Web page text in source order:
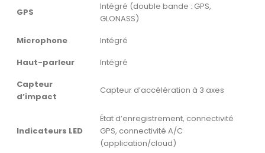
GPS
Intégré (double bande : GPS,
GLONASS)
Microphone
Intégré
Haut-parleur
Intégré
Capteur
d’impact
Capteur d’accélération à 3 axes
Indicateurs LED
État d’enregistrement, connectivité
GPS, connectivité A/C
(application/cloud)